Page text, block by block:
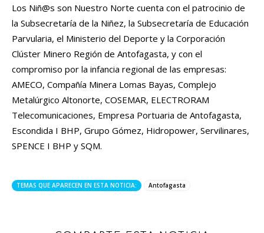
Los Niñ@s son Nuestro Norte cuenta con el patrocinio de
la Subsecretaría de la Niñez, la Subsecretaría de Educación
Parvularia, el Ministerio del Deporte y la Corporación
Clúster Minero Región de Antofagasta, y con el
compromiso por la infancia regional de las empresas:
AMECO, Compañía Minera Lomas Bayas, Complejo
Metalúrgico Altonorte, COSEMAR, ELECTRORAM
Telecomunicaciones, Empresa Portuaria de Antofagasta,
Escondida I BHP, Grupo Gómez, Hidropower, Servilinares,
SPENCE I BHP y SQM.
TEMAS QUE APARECEN EN ESTA NOTICIA: Antofagasta